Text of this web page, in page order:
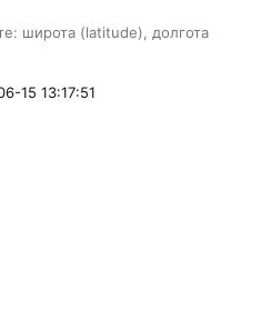
широта (latitude), долгота
15 13:17:51